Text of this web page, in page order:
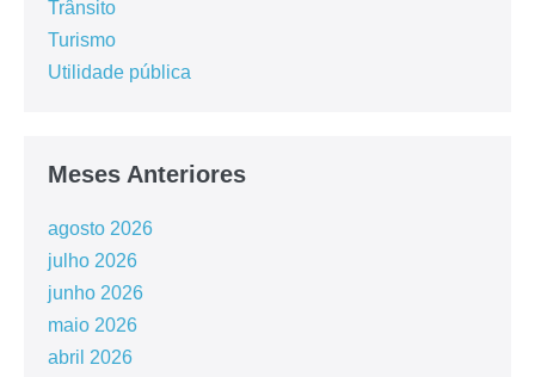
Trânsito
Turismo
Utilidade pública
Meses Anteriores
agosto 2026
julho 2026
junho 2026
maio 2026
abril 2026